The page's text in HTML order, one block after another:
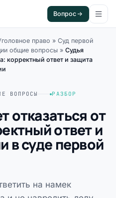
Вопрос
право » Суд первой
общие вопросы » Судья
корректный ответ и защита
ВОПРОСЫ РАЗБОР
отказаться от
ответ и
в суде первой
на намек